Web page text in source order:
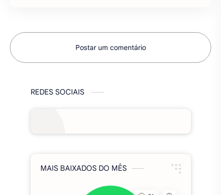
Postar um comentário
REDES SOCIAIS
MAIS BAIXADOS DO MÊS